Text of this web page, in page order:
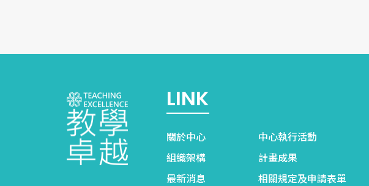
LINK
關於中心
中心執行活動
組織架構
計畫成果
最新消息
相關規定及申請表單